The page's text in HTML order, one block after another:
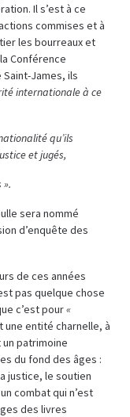
Il s’est à ce
commises et à
les bourreaux et
Conférence
James, ils
internationale à ce
qu’ils
et jugés,
sera nommé
d’enquête des
de ces années
pas quelque chose
c’est pour«
une entité charnelle, à
patrimoine
du fond des âges :
justice, le soutien
combat qui n’est
des livres